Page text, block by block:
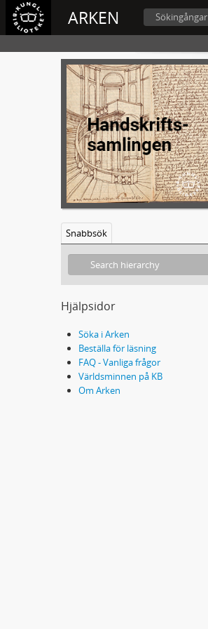
ARKEN Sökingångar
Snabbsök
Hjälpsidor
Söka i Arken
Beställa för läsning
FAQ - Vanliga frågor
Världsminnen på KB
Om Arken